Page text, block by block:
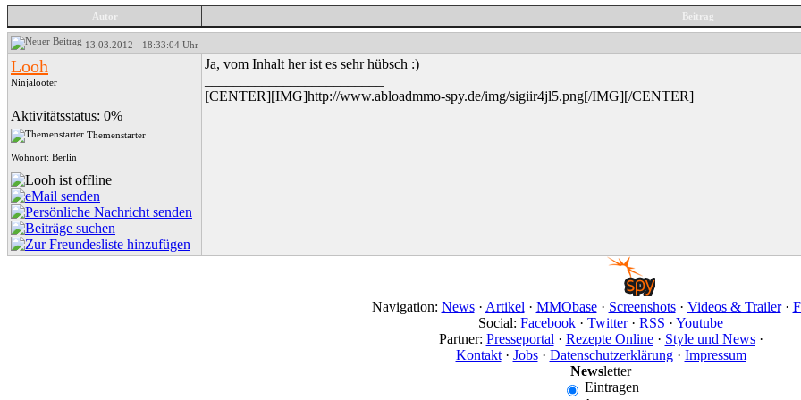
Autor Beitrag
13.03.2012 - 18:33:04 Uhr
Looh
Ninjalooter
Aktivitätsstatus: 0%
Themenstarter
Wohnort: Berlin
Ja, vom Inhalt her ist es sehr hübsch :)
[CENTER][IMG]http://www.abloadmmo-spy.de/img/sigiir4jl5.png[/IMG][/CENTER]
Navigation: News· Artikel· MMObase· Screenshots· Videos & Trailer·
Social: Facebook · Twitter· RSS · Youtube
Partner: Presseportal· Rezepte Online· Style und News·
Kontakt· Jobs· Datenschutzerklärung· Impressum
Newsletter
Eintragen